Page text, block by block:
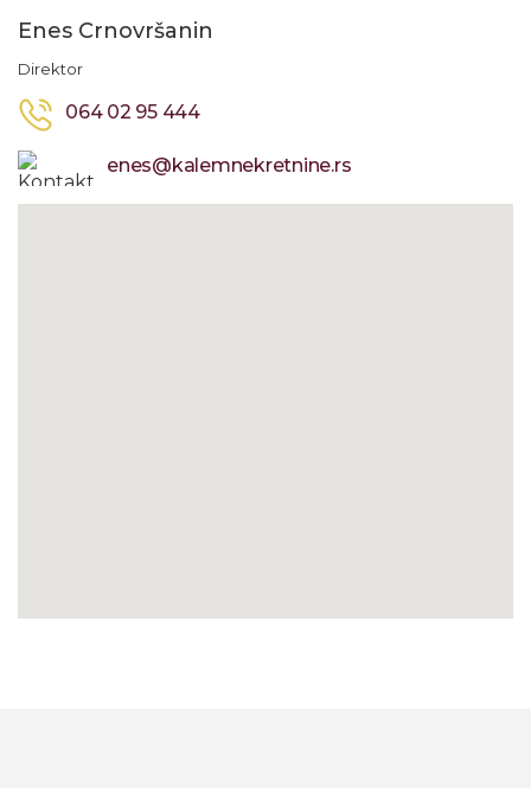
Enes Crnovršanin
Direktor
064 02 95 444
enes@kalemnekretnine.rs